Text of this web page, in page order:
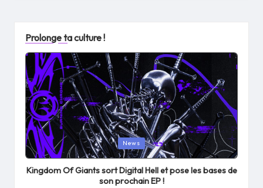
Prolonge ta culture !
Posted
in
News
Kingdom Of Giants sort Digital Hell et pose les bases de
son prochain EP !